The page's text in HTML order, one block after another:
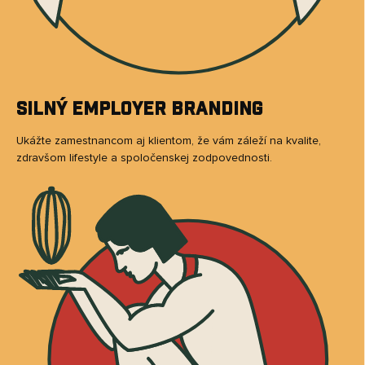
Silný employer branding
Ukážte zamestnancom aj klientom, že vám záleží na kvalite,
zdravšom lifestyle a spoločenskej zodpovednosti.